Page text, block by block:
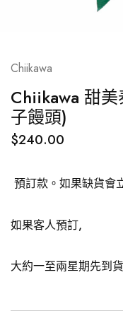
Chiikawa
Chiikawa 甜
子饅頭)
$240.00
預訂款。如果缺貨會
如果客人預訂,
大約一至兩星期先到